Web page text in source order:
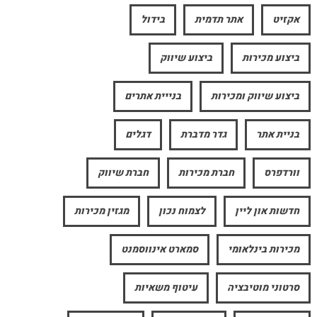
אקזיט אתר תדמית בידול
ביצוע מכירות ביצוע שיווק
ביצוע שיווק ומכירות בנייית אתרים
בניית אתר גדר מדברת דגלים
וורדפרס חברת מכירות חברת שיווק
חדשות און ליין לצמוח נכון מגזין מכירות
מכירות בינלאומי סמארט אינווסמנט
סרטוני מוטיבציה עיטוף משאיות